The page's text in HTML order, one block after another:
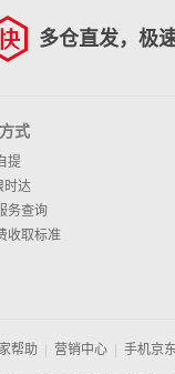
多仓直发，极
式
提
时达
务查询
收取标准
帮助 营销中心 手机京